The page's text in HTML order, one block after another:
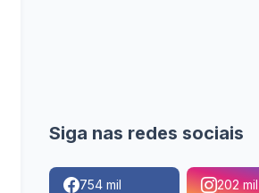
Siga nas redes sociais
754 mil 202 mil